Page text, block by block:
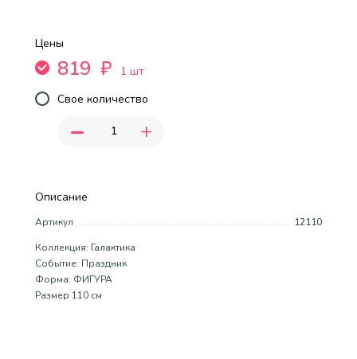
Описание
Артикул
12110
Коллекция: Галактика
Событие: Праздник
Форма: ФИГУРА
Размер 110 см
Цены
819 ₽
1 шт
Свое количество
- +